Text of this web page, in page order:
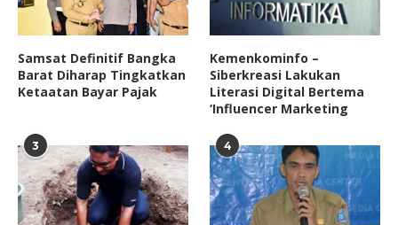
Samsat Definitif Bangka
Barat Diharap Tingkatkan
Ketaatan Bayar Pajak
Kemenkominfo –
Siberkreasi Lakukan
Literasi Digital Bertema
‘Influencer Marketing
3 4